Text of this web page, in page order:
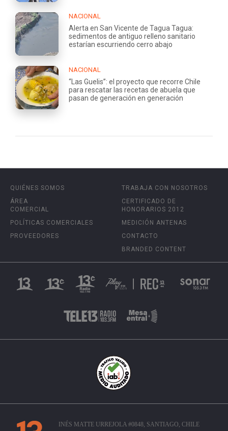
NACIONAL
Alerta en San Vicente de Tagua Tagua:
sedimentos de antiguo relleno sanitario
estarían escurriendo cerro abajo
NACIONAL
“Las Guelis”: el proyecto que recorre Chile
para rescatar las recetas de abuela que
pasan de generación en generación
QUIÉNES SOMOS
ÁREA
COMERCIAL
POLÍTICAS COMERCIALES
PROVEEDORES
TRABAJA CON NOSOTROS
CERTIFICADO DE
HONORARIOS 2012
MEDICIÓN ANTENAS
CONTACTO
BRANDED CONTENT
INÉS MATTE URREJOLA #0848, SANTIAGO, CHILE